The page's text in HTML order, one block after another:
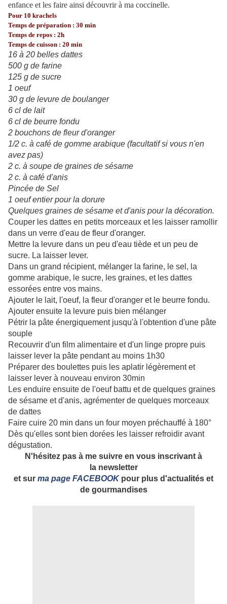
enfance et les faire ainsi découvrir à ma coccinelle.
Pour 10 krachels
Temps de préparation : 30 min
Temps de repos : 2h
Temps de cuisson : 20 min
16 à 20 belles dattes
500 g de farine
125 g de sucre
1 oeuf
30 g de levure de boulanger
6 cl de lait
6 cl de beurre fondu
2 bouchons de fleur d'oranger
1/2 c. à café de gomme arabique (facultatif si vous n'en
avez pas)
2 c. à soupe de graines de sésame
2 c. à café d'anis
Pincée de Sel
1 oeuf entier pour la dorure
Quelques graines de sésame et d'anis pour la décoration.
Couper les dattes en petits morceaux et les laisser ramollir
dans un verre d'eau de fleur d'oranger.
Mettre la levure dans un peu d'eau tiède et un peu de
sucre. La laisser lever.
Dans un grand récipient, mélanger la farine, le sel, la
gomme arabique, le sucre, les graines, et les dattes
essorées entre vos mains.
Ajouter le lait, l'oeuf, la fleur d'oranger et le beurre fondu.
Ajouter ensuite la levure puis bien mélanger
Pétrir la pâte énergiquement jusqu'à l'obtention d'une pâte
souple
Recouvrir d'un film alimentaire et d'un linge propre puis
laisser lever la pâte pendant au moins 1h30
Préparer des boulettes puis les aplatir légèrement et
laisser lever à nouveau environ 30min
Les enduire ensuite de l'oeuf battu et de quelques graines
de sésame et d'anis, agrémenter de quelques morceaux
de dattes
Faire cuire 20 min dans un four moyen préchauffé à 180°
Dès qu'elles sont bien dorées les laisser refroidir avant
dégustation.
N'hésitez pas à me suivre en vous inscrivant à
la newsletter
et sur ma page FACEBOOKpour plus d'actualités et
de gourmandises